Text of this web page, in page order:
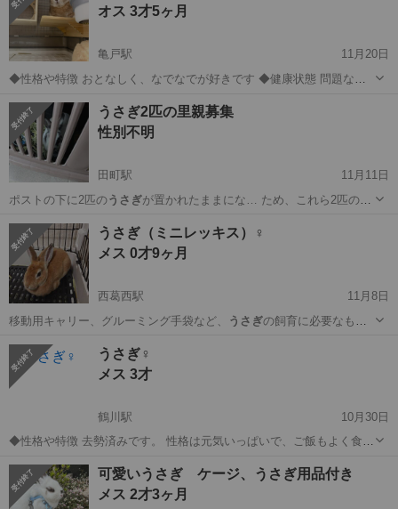
ホーランドロップイヤー
オス 3才5ヶ月
亀戸駅
11月20日
◆性格や特徴 おとなしく、なでなでが好きです ◆健康状態 問題なし
東京 江東区 亀戸駅 その他 うさぎ
うさぎ2匹の里親募集
性別不明
田町駅
11月11日
ポストの下に2匹のうさぎが置かれたままにな… ため、これら2匹のう
。 ◆健康状態うさぎ
育するゲージ...
東京 港区 田町駅
うさぎ（ミニレッキス）♀
メス 0才9ヶ月
西葛西駅
11月8日
移動用キャリー、グルーミング手袋など、
うさぎの飼育に必要なもの
東京 江戸川区 西葛西駅
うさぎ♀
メス 3才
鶴川駅
10月30日
◆性格や特徴 去勢済みです。 性格は元気いっぱいで、ご飯もよく食べ
です。 ◆その他 私の転勤に伴い、里親に出すこととなりました。 可
能であれば大切に育てて...
東京 町田市 鶴川駅 その他 性格
可愛いうさぎ ケージ、うさぎ用品付き
メス 2才3ヶ月